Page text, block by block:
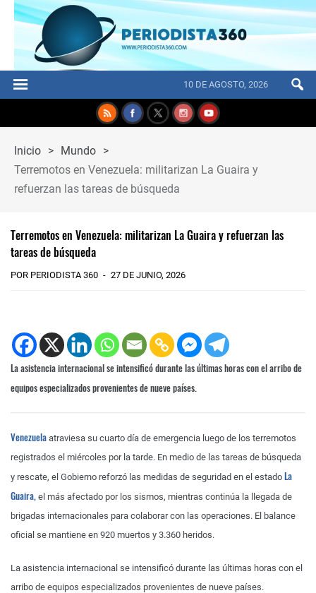
10 DE AGOSTO, 2026
Inicio > Mundo >
Terremotos en Venezuela: militarizan La Guaira y
refuerzan las tareas de búsqueda
Terremotos en Venezuela: militarizan La Guaira y refuerzan las
tareas de búsqueda
POR PERIODISTA 360 27 DE JUNIO, 2026
La asistencia internacional se intensificó durante las últimas horas con el arribo de
equipos especializados provenientes de nueve países.
Venezuela atraviesa su cuarto día de emergencia luego de los terremotos
registrados el miércoles por la tarde. En medio de las tareas de búsqueda
y rescate, el Gobierno reforzó las medidas de seguridad en el estado La
Guaira, el más afectado por los sismos, mientras continúa la llegada de
brigadas internacionales para colaborar con las operaciones. El balance
oficial se mantiene en 920 muertos y 3.360 heridos.
La asistencia internacional se intensificó durante las últimas horas con el
arribo de equipos especializados provenientes de nueve países.